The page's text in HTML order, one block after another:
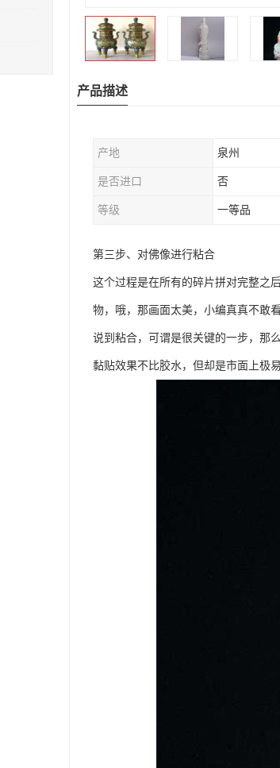
产品描述
产地 泉州
是否进口 否
等级 一等品
第三步、对佛像进行粘合
这个过程是在所有的碎片拼对完整之
物，哦，那画面太美，小编真真不敢
说到粘合，可谓是很关键的一步，那
黏贴效果不比胶水，但却是市面上极